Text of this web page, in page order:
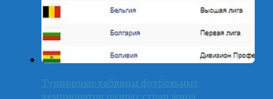
Турнирные таблицы футбольных
чемпионатов разных стран мира